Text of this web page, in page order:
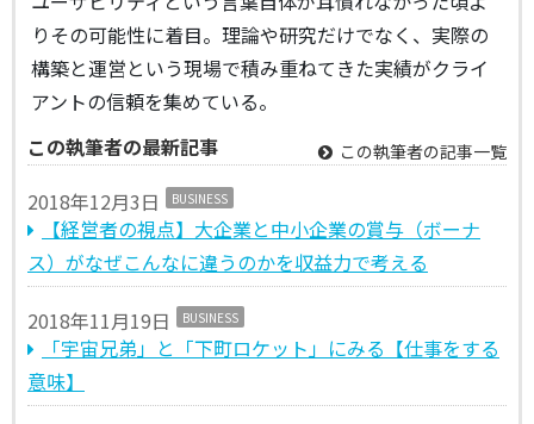
りその可能性に着目。理論や研究だけでなく、実際の
構築と運営という現場で積み重ねてきた実績がクライ
アントの信頼を集めている。
この執筆者の最新記事
この執筆者の記事一覧
2018年12月3日 BUSINESS
【経営者の視点】大企業と中小企業の賞与（ボーナ
ス）がなぜこんなに違うのかを収益力で考える
2018年11月19日 BUSINESS
「宇宙兄弟」と「下町ロケット」にみる【仕事をする
意味】